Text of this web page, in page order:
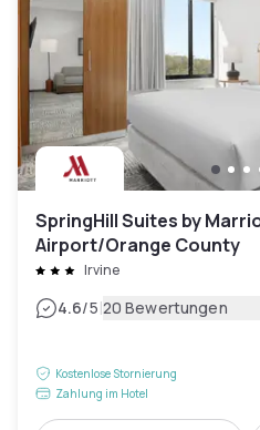
SpringHill Suites by
Airport/Orange County
Irvine
4.6/5|20 Bewertungen
Kostenlose Stornierung
Zahlung im Hotel